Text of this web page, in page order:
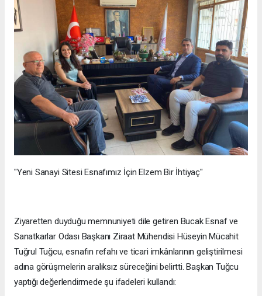
"Yeni Sanayi Sitesi Esnafımız İçin Elzem Bir İhtiyaç"
Ziyaretten duyduğu memnuniyeti dile getiren Bucak Esnaf ve
Sanatkarlar Odası Başkanı Ziraat Mühendisi Hüseyin Mücahit
Tuğrul Tuğcu, esnafın refahı ve ticari imkânlarının geliştirilmesi
adına görüşmelerin aralıksız süreceğini belirtti. Başkan Tuğcu
yaptığı değerlendirmede şu ifadeleri kullandı: